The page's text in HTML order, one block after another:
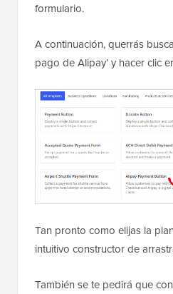
formulario.
A continuación, querrás
pago de Alipay’ y hacer clic
Tan pronto como elijas la
intuitivo constructor de
También se te pedirá que